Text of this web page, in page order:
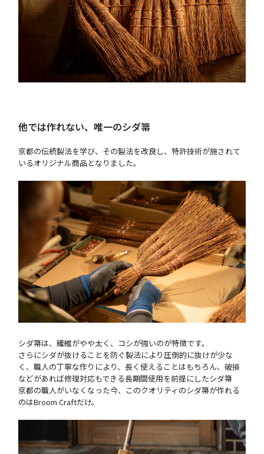
他では作れない、唯一のシダ箒
京都の伝統製法を学び、その製法を改良し、特許技術が施されて
いるオリジナル商品となりました。
シダ箒は、繊維がやや太く、コシが強いのが特徴です。
さらにシダが抜けることを防ぐ製法により圧倒的に抜けが少な
く、職人の丁寧な作りにより、長く使えることはもちろん、破損
などがあれば修理対応もできる長期間使用を前提にしたシダ箒
京都の職人がいなくなった今、このクオリティのシダ箒が作れる
のはBroom Craftだけ。